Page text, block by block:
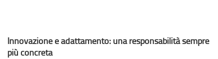
Innovazione e adattamento: una responsabilità sempre
più concreta